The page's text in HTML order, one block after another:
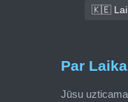
🇰🇪
Par
Jūsu